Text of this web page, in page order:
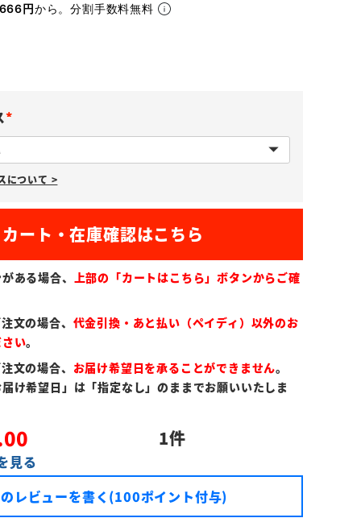
円から。分割手数料無料
(
必
について >
ある場合、
上部の「カートはこちら」ボタンからご確
文の場合、 代金引換・あと払い（ペイディ）以外のお
い。
文の場合、 お届け希望日を承ることができません。
届け希望日」は「指定なし」のままでお願いいたしま
1
見る
レビューを書く(100ポイント付与)